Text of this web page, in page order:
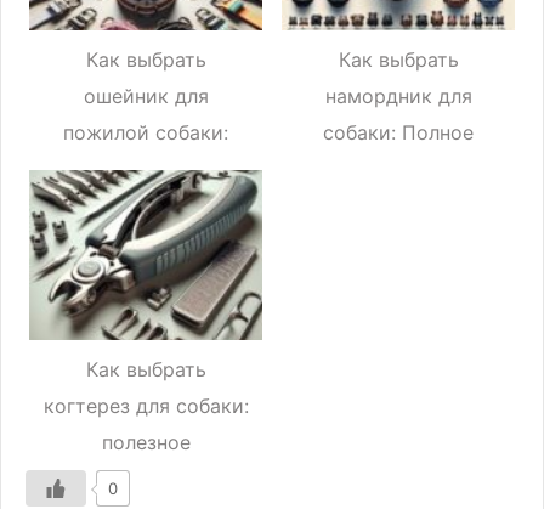
Как выбрать
ошейник для
пожилой собаки:
практическое
руководство для
заботливых хозяев
Как выбрать
намордник для
собаки: Полное
Как выбрать
когтерез для собаки:
полезное
руководство для
0